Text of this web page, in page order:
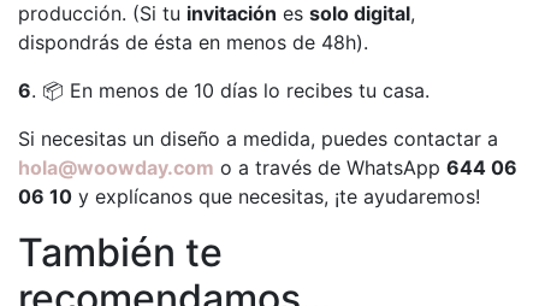
producción. (Si tu invitación es solo digital,
dispondrás de ésta en menos de 48h).
6. 📦 En menos de 10 días lo recibes tu casa.
Si necesitas un diseño a medida, puedes contactar a
hola@woowday.com o a través de WhatsApp 644 06
06 10 y explícanos que necesitas, ¡te ayudaremos!
También te